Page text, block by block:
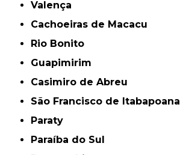
Valença
Cachoeiras de Macacu
Rio Bonito
Guapimirim
Casimiro de Abreu
São Francisco de Itabapoana
Paraty
Paraíba do Sul